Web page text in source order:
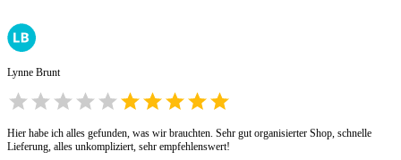
Lynne Brunt
Hier habe ich alles gefunden, was wir brauchten. Sehr gut organisierter Shop, schnelle
Lieferung, alles unkompliziert, sehr empfehlenswert!